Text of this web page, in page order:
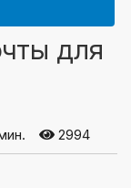
для
2994